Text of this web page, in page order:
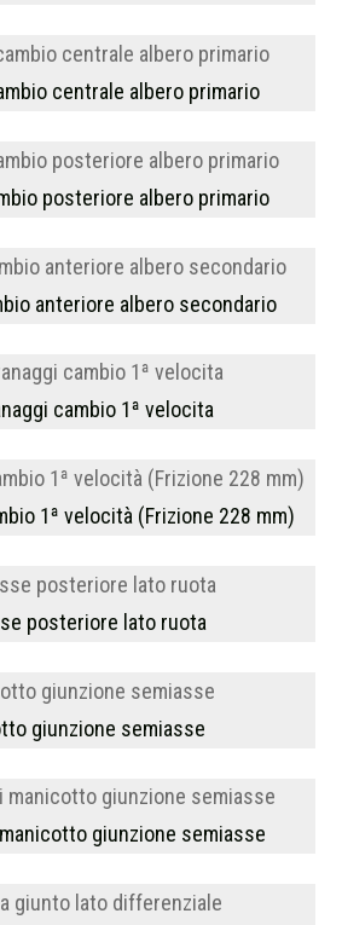
centrale albero primario
posteriore albero primario
anteriore albero secondario
cambio 1ª velocita
1ª velocità (Frizione 228 mm)
posteriore lato ruota
giunzione semiasse
giunzione semiasse